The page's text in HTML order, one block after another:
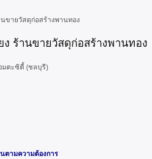
ง ร้านขายวัสดุก่อสร้างพานทอง
มตะซิตี้ (ชลบุรี)
ตามความต้องการ